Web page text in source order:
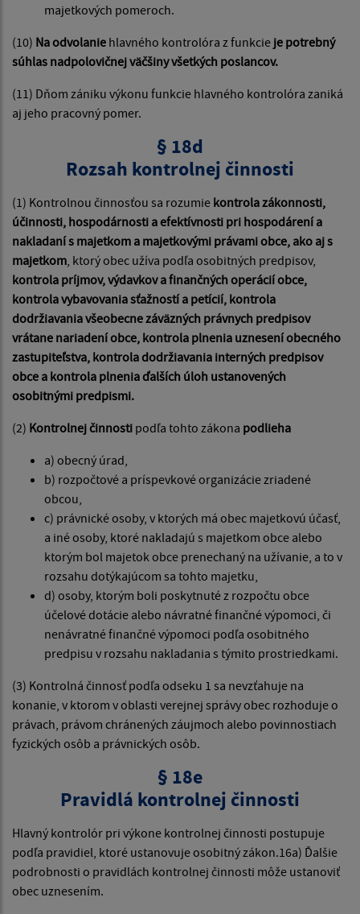
majetkových pomeroch.
(10) Na odvolanie hlavného kontrolóra z funkcie je potrebný
súhlas nadpolovičnej väčšiny všetkých poslancov.
(11) Dňom zániku výkonu funkcie hlavného kontrolóra zaniká
aj jeho pracovný pomer.
§ 18d
Rozsah kontrolnej činnosti
(1) Kontrolnou činnosťou sa rozumie kontrola zákonnosti,
účinnosti, hospodárnosti a efektívnosti pri hospodárení a
nakladaní s majetkom a majetkovými právami obce, ako aj s
majetkom, ktorý obec užíva podľa osobitných predpisov,
kontrola príjmov, výdavkov a finančných operácií obce,
kontrola vybavovania sťažností a petícií, kontrola
dodržiavania všeobecne záväzných právnych predpisov
vrátane nariadení obce, kontrola plnenia uznesení obecného
zastupiteľstva, kontrola dodržiavania interných predpisov
obce a kontrola plnenia ďalších úloh ustanovených
osobitnými predpismi.
(2) Kontrolnej činnosti podľa tohto zákona podlieha
a) obecný úrad,
b) rozpočtové a príspevkové organizácie zriadené
obcou,
c) právnické osoby, v ktorých má obec majetkovú účasť,
a iné osoby, ktoré nakladajú s majetkom obce alebo
ktorým bol majetok obce prenechaný na užívanie, a to v
rozsahu dotýkajúcom sa tohto majetku,
d) osoby, ktorým boli poskytnuté z rozpočtu obce
účelové dotácie alebo návratné finančné výpomoci, či
nenávratné finančné výpomoci podľa osobitného
predpisu v rozsahu nakladania s týmito prostriedkami.
(3) Kontrolná činnosť podľa odseku 1 sa nevzťahuje na
konanie, v ktorom v oblasti verejnej správy obec rozhoduje o
právach, právom chránených záujmoch alebo povinnostiach
fyzických osôb a právnických osôb.
§ 18e
Pravidlá kontrolnej činnosti
Hlavný kontrolór pri výkone kontrolnej činnosti postupuje
podľa pravidiel, ktoré ustanovuje osobitný zákon.16a) Ďalšie
podrobnosti o pravidlách kontrolnej činnosti môže ustanoviť
obec uznesením.